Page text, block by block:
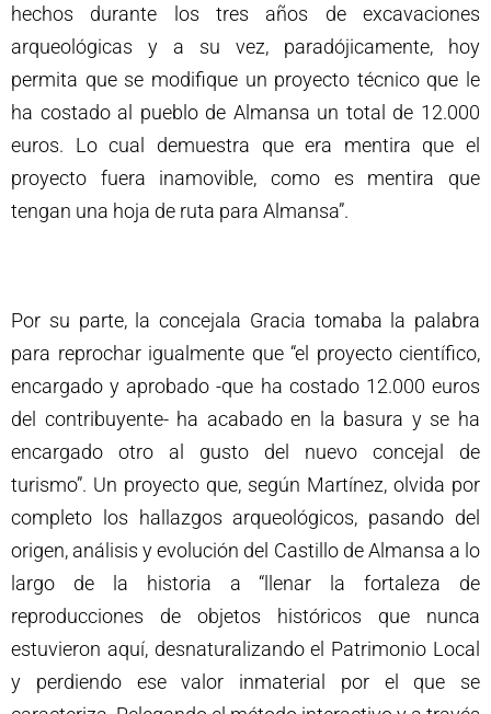
hechos durante los tres años de excavaciones
arqueológicas y a su vez, paradójicamente, hoy
permita que se modifique un proyecto técnico que le
ha costado al pueblo de Almansa un total de 12.000
euros. Lo cual demuestra que era mentira que el
proyecto fuera inamovible, como es mentira que
tengan una hoja de ruta para Almansa”.
Por su parte, la concejala Gracia tomaba la palabra
para reprochar igualmente que “el proyecto científico,
encargado y aprobado -que ha costado 12.000 euros
del contribuyente- ha acabado en la basura y se ha
encargado otro al gusto del nuevo concejal de
turismo”. Un proyecto que, según Martínez, olvida por
completo los hallazgos arqueológicos, pasando del
origen, análisis y evolución del Castillo de Almansa a lo
largo de la historia a “llenar la fortaleza de
reproducciones de objetos históricos que nunca
estuvieron aquí, desnaturalizando el Patrimonio Local
y perdiendo ese valor inmaterial por el que se